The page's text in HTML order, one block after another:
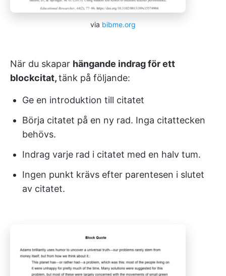
via bibme.org
När du skapar hängande indrag för ett
blockcitat,tänk på följande:
Ge en introduktion till citatet
Börja citatet på en ny rad. Inga citattecken
behövs.
Indrag varje rad i citatet med en halv tum.
Ingen punkt krävs efter parentesen i slutet
av citatet.